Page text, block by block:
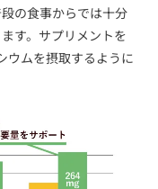
の食事からでは十分
す。サプリメントを
ウムを摂取するように